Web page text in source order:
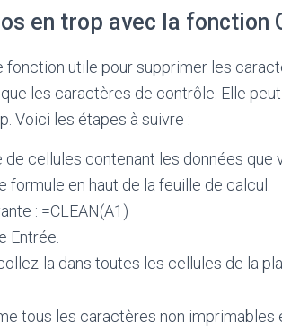
en trop avec la fonction
fonction utile pour supprimer les
les caractères de contrôle. Elle
Voici les étapes à suivre :
cellules contenant les données que
formule en haut de la feuille de calcul.
: =CLEAN(A1)
Entrée.
la dans toutes les cellules de la
tous les caractères non imprimables